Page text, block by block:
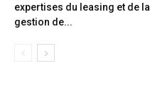
expertises du leasing et de la
gestion de...